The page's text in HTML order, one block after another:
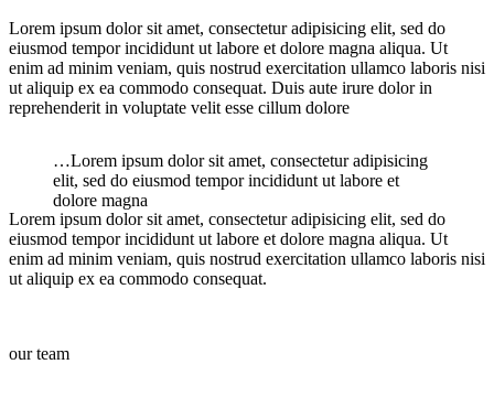
Lorem ipsum dolor sit amet, consectetur adipisicing elit, sed do
eiusmod tempor incididunt ut labore et dolore magna aliqua. Ut
enim ad minim veniam, quis nostrud exercitation ullamco laboris nisi
ut aliquip ex ea commodo consequat. Duis aute irure dolor in
reprehenderit in voluptate velit esse cillum dolore
…Lorem ipsum dolor sit amet, consectetur adipisicing
elit, sed do eiusmod tempor incididunt ut labore et
dolore magna
Lorem ipsum dolor sit amet, consectetur adipisicing elit, sed do
eiusmod tempor incididunt ut labore et dolore magna aliqua. Ut
enim ad minim veniam, quis nostrud exercitation ullamco laboris nisi
ut aliquip ex ea commodo consequat.
our team